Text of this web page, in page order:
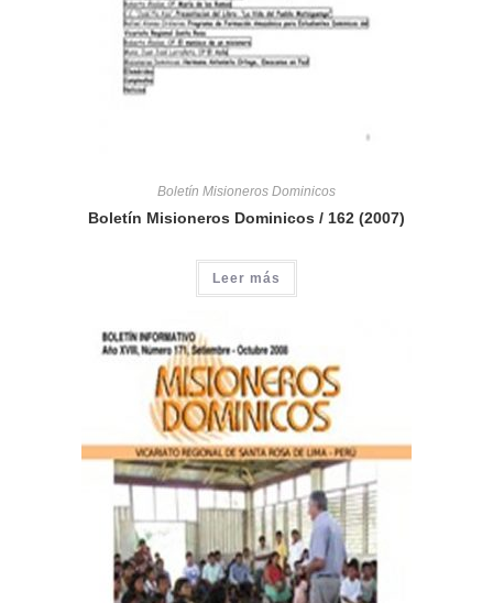
Boletín Misioneros Dominicos
Boletín Misioneros Dominicos / 162 (2007)
Leer más